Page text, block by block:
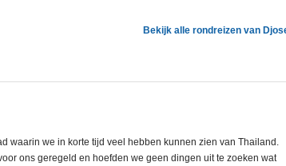
Bekijk alle rondreizen van
waarin we in korte tijd veel hebben kunnen zien van Thailand.
ons geregeld en hoefden we geen dingen uit te zoeken wat